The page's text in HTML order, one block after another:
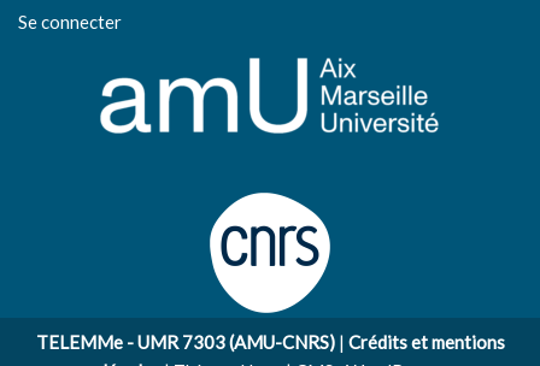
Se connecter
TELEMMe - UMR 7303 (AMU-CNRS)| Crédits et mentions